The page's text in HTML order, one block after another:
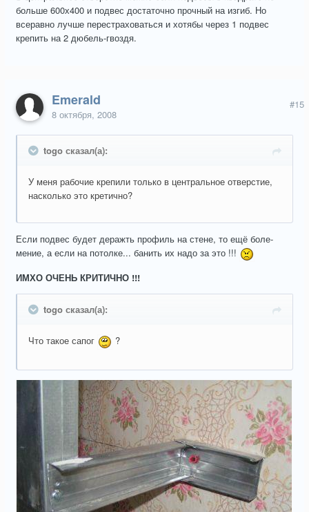
больше 600х400 и подвес достаточно прочный на изгиб. Но
всеравно лучше перестраховаться и хотябы через 1 подвес
крепить на 2 дюбель-гвоздя.
Emerald
8 октября, 2008
#15
togo сказал(а):
У меня рабочие крепили только в центральное отверстие,
насколько это кретично?
Если подвес будет деражть профиль на стене, то ещё боле-
мение, а если на потолке... банить их надо за это !!!
ИМХО ОЧЕНЬ КРИТИЧНО !!!
togo сказал(а):
Что такое сапог ?